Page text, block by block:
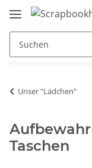
Unser "Lädchen"
Taschen